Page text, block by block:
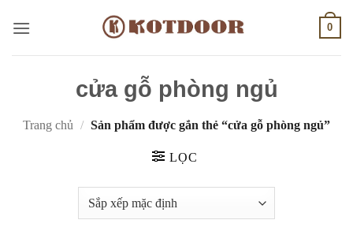
qua
0
cửa gỗ phòng ngủ
Trang chủ / Sản phẩm được gắn thẻ “cửa gỗ phòng ngủ”
LỌC